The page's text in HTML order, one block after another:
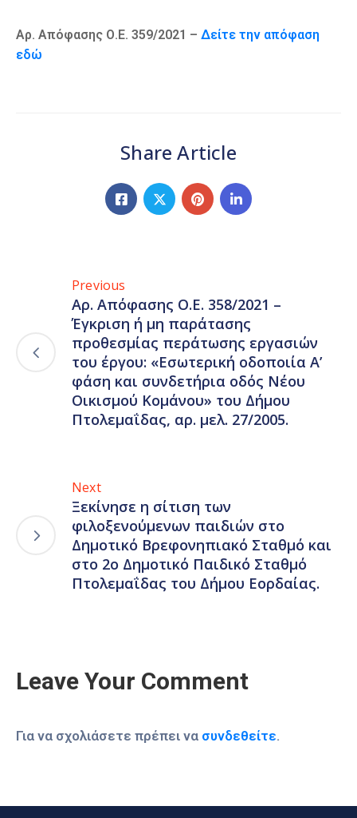
Αρ. Απόφασης Ο.Ε. 359/2021 – Δείτε την απόφαση
εδώ
Share Article
Previous
Αρ. Απόφασης Ο.Ε. 358/2021 –
Έγκριση ή μη παράτασης
προθεσμίας περάτωσης εργασιών
του έργου: «Εσωτερική οδοποιία Α’
φάση και συνδετήρια οδός Νέου
Οικισμού Κομάνου» του Δήμου
Πτολεμαΐδας, αρ. μελ. 27/2005.
Next
Ξεκίνησε η σίτιση των
φιλοξενούμενων παιδιών στο
Δημοτικό Βρεφονηπιακό Σταθμό και
στο 2ο Δημοτικό Παιδικό Σταθμό
Πτολεμαΐδας του Δήμου Εορδαίας.
Leave Your Comment
Για να σχολιάσετε πρέπει να συνδεθείτε.